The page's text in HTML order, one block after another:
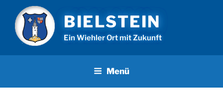
Inhalt
springen
BIELSTEIN
Ein Wiehler Ort mit Zukunft
Menü